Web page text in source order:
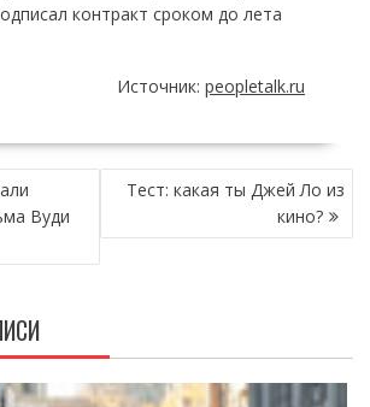
контракт сроком до лета
Источник:peopletalk.ru
Вуди
Тест: какая ты Джей Ло из
кино?